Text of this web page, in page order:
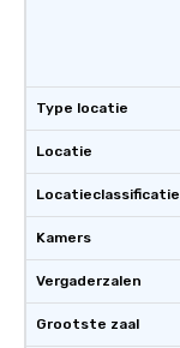
Type locatie
Locatie
Locatieclassificatie
Kamers
Vergaderzalen
Grootste zaal